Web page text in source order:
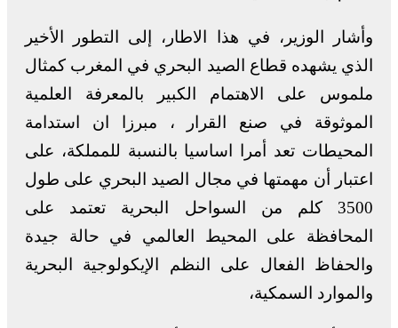
وأشار الوزير، في هذا الاطار، إلى التطور الأخير
الذي يشهده قطاع الصيد البحري في المغرب كمثال
ملموس على الاهتمام الكبير بالمعرفة العلمية
الموثوقة في صنع القرار ، مبرزا ان استدامة
المحيطات تعد أمرا اساسيا بالنسبة للمملكة، على
اعتبار أن مهمتها في مجال الصيد البحري على طول
3500 كلم من السواحل البحرية تعتمد على
المحافظة على المحيط العالمي في حالة جيدة
والحفاظ الفعال على النظم الإيكولوجية البحرية
والموارد السمكية،